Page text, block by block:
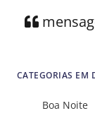
CATEGORIAS EM
Boa Noite